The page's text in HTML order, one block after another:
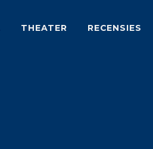
THEATER RECENSIES